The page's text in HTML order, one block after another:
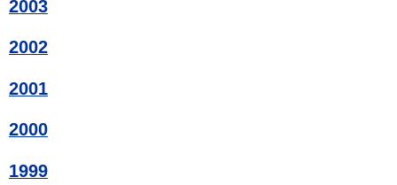
2003
2002
2001
2000
1999